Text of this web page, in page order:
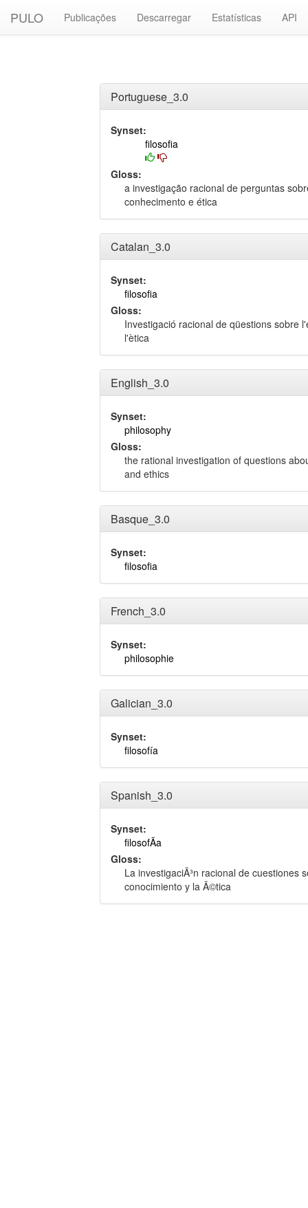
PULO Publicações Descarregar Estatísticas API
Portuguese_3.0
Synset:
filosofia
Gloss:
a investigação racional de perguntas
conhecimento e ética
Catalan_3.0
Synset:
filosofia
Gloss:
Investigació racional de qüestions sobre
l'ètica
English_3.0
Synset:
philosophy
Gloss:
the rational investigation of questions
and ethics
Basque_3.0
Synset:
filosofia
French_3.0
Synset:
philosophie
Galician_3.0
Synset:
filosofía
Spanish_3.0
Synset:
filosofÃ­a
Gloss:
La investigaciÃ³n racional de cuestiones
conocimiento y la Ã©tica